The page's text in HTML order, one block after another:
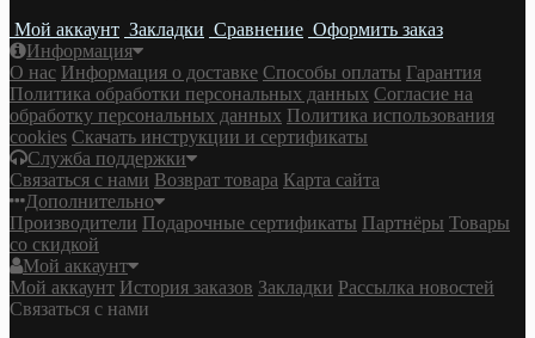
Мой аккаунт Закладки Сравнение Оформить заказ
Информация
О нас Информация о доставке Cпособы оплаты Гарантия
Политика обработки персональных данных Согласие на
обработку персональных данных Политика использования
cookies Скачать инструкции и сертификаты
Служба поддержки
Связаться с нами Возврат товара Карта сайта
Дополнительно
Производители Подарочные сертификаты Партнёры Товары
со скидкой
Мой аккаунт
Мой аккаунт История заказов Закладки Рассылка новостей
Связаться с нами